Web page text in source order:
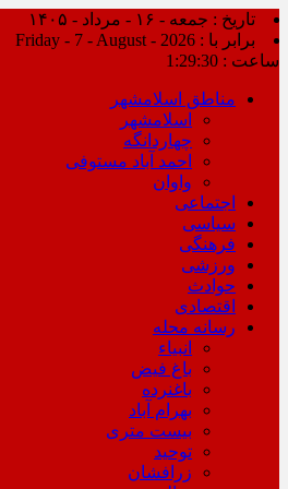
تاریخ : جمعه - ۱۶ - مرداد - ۱۴۰۵
برابر با : Friday - 7 - August - 2026
ساعت : 1:29:30
مناطق اسلامشهر
اسلامشهر
چهاردانگه
احمد آباد مستوفی
واوان
اجتماعی
سیاسی
فرهنگی
ورزشی
حوادث
اقتصادی
رسانه محله
انبیاء
باغ فیض
باغنرده
بهرام آباد
بیست متری
توحید
زرافشان